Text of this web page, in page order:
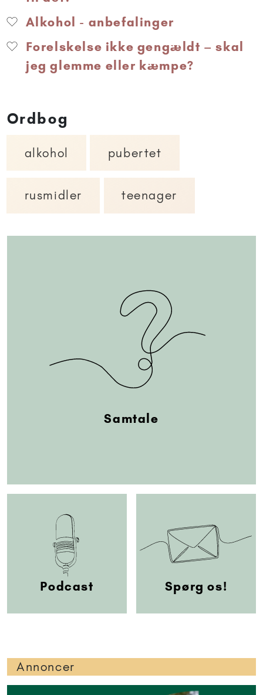
Alkohol - anbefalinger
Forelskelse ikke gengældt – skal
jeg glemme eller kæmpe?
Ordbog
alkohol pubertet
rusmidler teenager
Samtale
Podcast Spørg os!
Annoncer